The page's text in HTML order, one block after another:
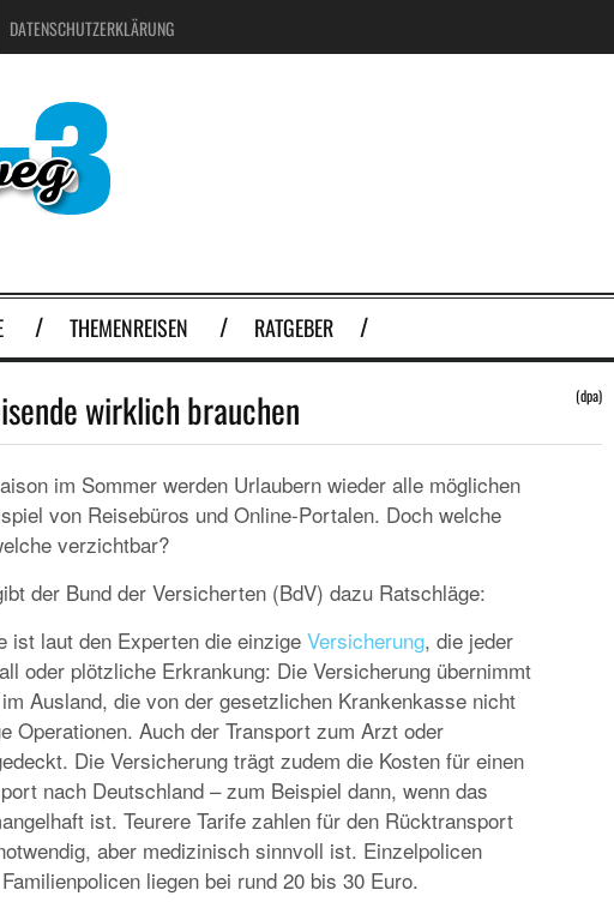
DATENSCHUTZERKLÄRUNG
THEMENREISEN RATGEBER
wirklich brauchen (dpa)
im Sommer werden Urlaubern wieder alle möglichen
von Reisebüros und Online-Portalen. Doch welche
verzichtbar?
der Bund der Versicherten (BdV) dazu Ratschläge:
ist laut den Experten die einzige Versicherung, die jeder
oder plötzliche Erkrankung: Die Versicherung übernimmt
Ausland, die von der gesetzlichen Krankenkasse nicht
Operationen. Auch der Transport zum Arzt oder
Die Versicherung trägt zudem die Kosten für einen
nach Deutschland – zum Beispiel dann, wenn das
ist. Teurere Tarife zahlen für den Rücktransport
aber medizinisch sinnvoll ist. Einzelpolicen
liegen bei rund 20 bis 30 Euro.
DAS PROGRAMM DER KIELER WOCHE 2024:
EIN FEST FÜR ALLE SINNE
RATGEBER
MIETWAGEN BUCHEN: TIPPS & TRICKS FÜR